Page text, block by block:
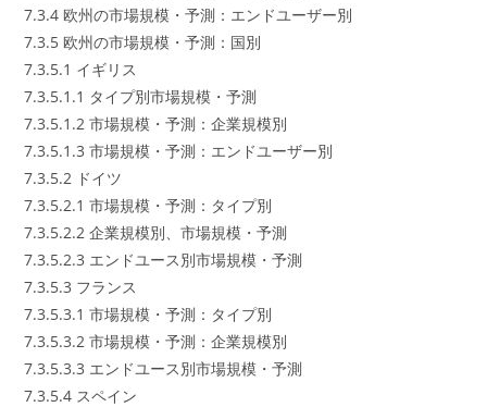
7.3.4 欧州の市場規模・予測：エンドユーザー別
7.3.5 欧州の市場規模・予測：国別
7.3.5.1 イギリス
7.3.5.1.1 タイプ別市場規模・予測
7.3.5.1.2 市場規模・予測：企業規模別
7.3.5.1.3 市場規模・予測：エンドユーザー別
7.3.5.2 ドイツ
7.3.5.2.1 市場規模・予測：タイプ別
7.3.5.2.2 企業規模別、市場規模・予測
7.3.5.2.3 エンドユース別市場規模・予測
7.3.5.3 フランス
7.3.5.3.1 市場規模・予測：タイプ別
7.3.5.3.2 市場規模・予測：企業規模別
7.3.5.3.3 エンドユース別市場規模・予測
7.3.5.4 スペイン